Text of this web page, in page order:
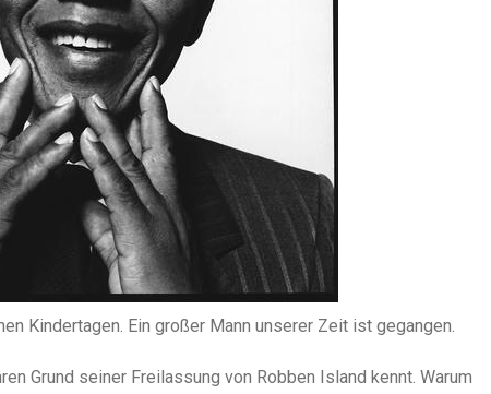
Kindertagen. Ein großer Mann unserer Zeit ist gegangen.
Grund seiner Freilassung von Robben Island kennt. Warum